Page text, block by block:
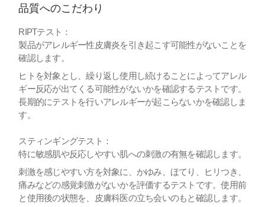
品質へのこだわり
RIPTテスト：
製品がアレルギー性皮膚炎を引き起こす可能性がないことを
確認します。
ヒトを対象とし、繰り返し使用し続けることによってアレル
ギー反応が出てくる可能性がないかを確認するテストです。
長期的にテストを行いアレルギーが起こらないかを確認しま
す。
スティンギングテスト：
特に敏感肌や反応しやすい肌への刺激の有無を確認します。
刺激を感じやすい方を対象に、かゆみ、ほてり、ヒリつき、
痛みなどの感覚刺激がないかを評価するテストです。使用前
と使用後の状態を、皮膚科医の立ち会いのもと確認します。